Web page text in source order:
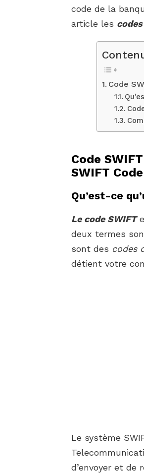
code de la
article les codes
Code
Code
SWIFT Code
Qu’est-ce
Le code SWIFT
deux termes
sont des codes
détient votre
Le système
d’envoyer et de